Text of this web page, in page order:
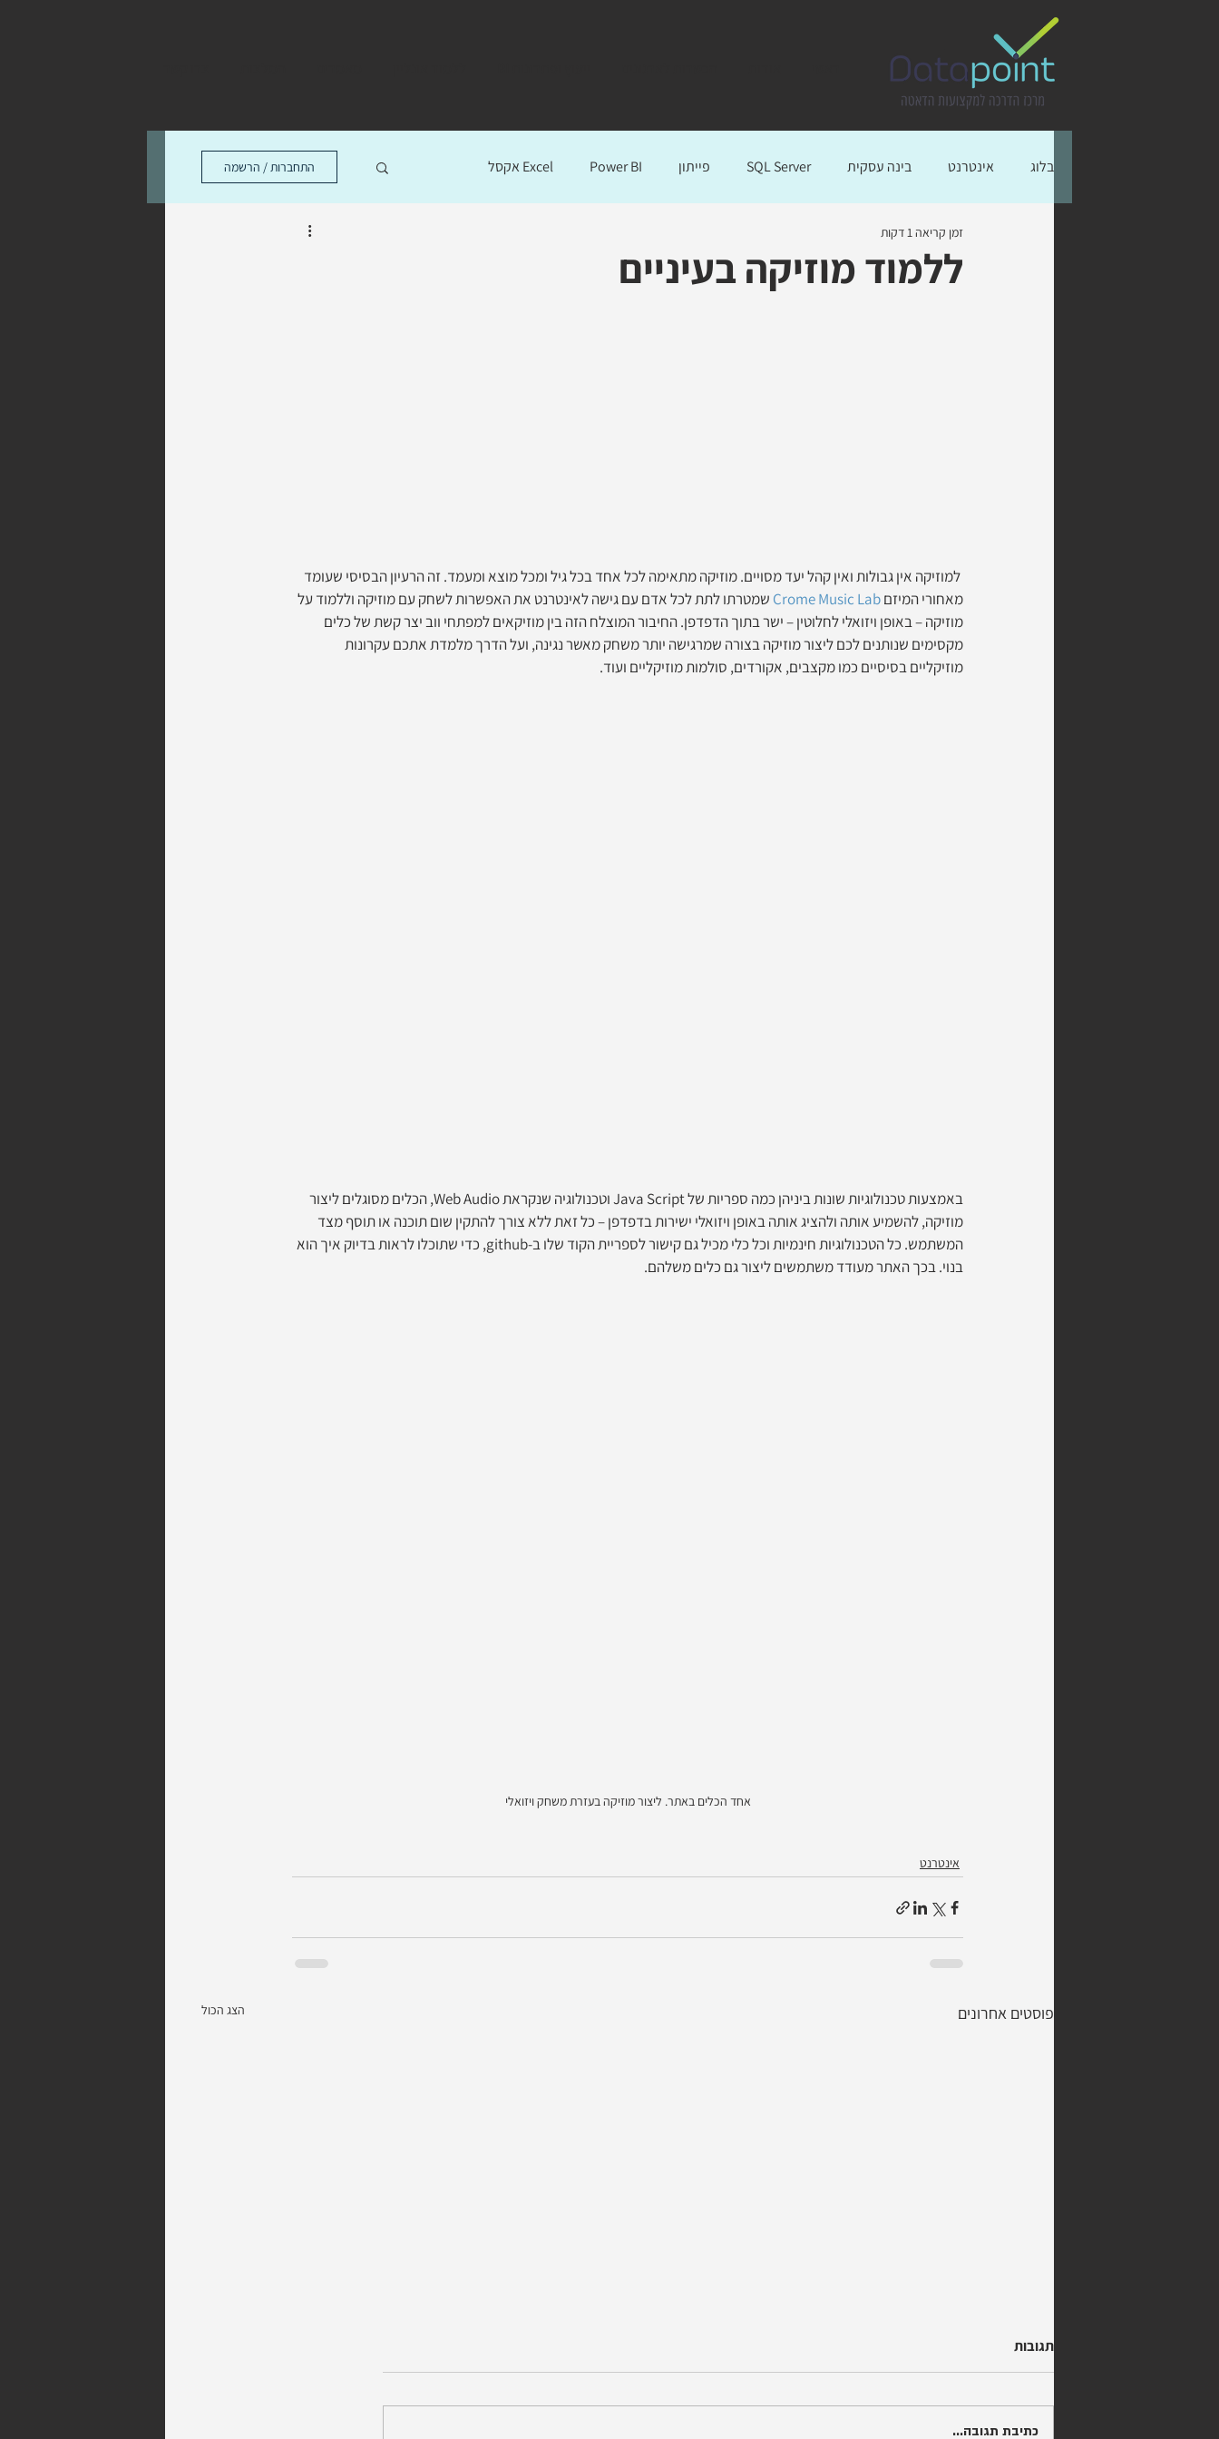
בלוג אינטרנט בינה עסקית SQL Server פייתון Power BI Excel אקסל
כלים מומלצים בינה מלאכותית
התחברות / הרשמה
ללמוד מוזיקה בעיניים
זמן קריאה 1 דקות
למוזיקה אין גבולות ואין קהל יעד מסויים. מוזיקה מתאימה לכל אחד בכל גיל ומכל מוצא ומעמד. זה הרעיון הבסיסי שעומד
מאחורי המיזם Crome Music Lab שמטרתו לתת לכל אדם עם גישה לאינטרנט את האפשרות לשחק עם מוזיקה וללמוד על
מוזיקה – באופן ויזואלי לחלוטין – ישר בתוך הדפדפן. החיבור המוצלח הזה בין מוזיקאים למפתחי ווב יצר קשת של כלים
מקסימים שנותנים לכם ליצור מוזיקה בצורה שמרגישה יותר משחק מאשר נגינה, ועל הדרך מלמדת אתכם עקרונות
מוזיקליים בסיסיים כמו מקצבים, אקורדים, סולמות מוזיקליים ועוד.
באמצעות טכנולוגיות שונות ביניהן כמה ספריות של Java Script וטכנולוגיה שנקראת Web Audio, הכלים מסוגלים ליצור
מוזיקה, להשמיע אותה ולהציג אותה באופן ויזואלי ישירות בדפדפן – כל זאת ללא צורך להתקין שום תוכנה או תוסף מצד
המשתמש. כל הטכנולוגיות חינמיות וכל כלי מכיל גם קישור לספריית הקוד שלו ב-github, כדי שתוכלו לראות בדיוק איך הוא
בנוי. בכך האתר מעודד משתמשים ליצור גם כלים משלהם.
אחד הכלים באתר. ליצור מוזיקה בעזרת משחק ויזואלי
אינטרנט
פוסטים אחרונים הצג הכול
תגובות
כתיבת תגובה...